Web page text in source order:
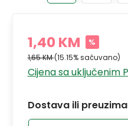
1,40 KM %
1,65 KM(15.15% sačuvano)
Cijena sa uključenim
Dostava ili